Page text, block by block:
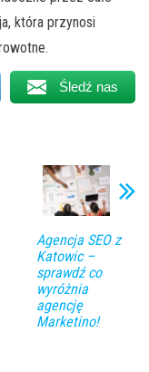
która przynosi
Śledź nas
Agencja SEO z
Katowic –
sprawdź co
wyróżnia
agencję
Marketino!